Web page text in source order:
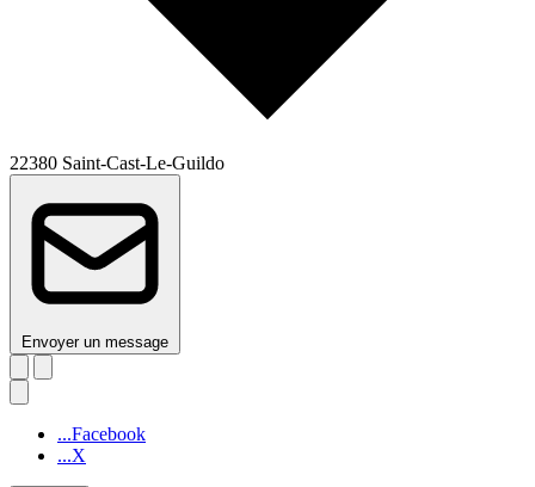
22380 Saint-Cast-Le-Guildo
Envoyer un message
...Facebook
...X